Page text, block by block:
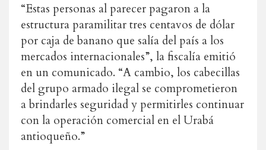
“Estas personas al parecer pagaron a la
estructura paramilitar tres centavos de dólar
por caja de banano que salía del país a los
mercados internacionales”, la fiscalía emitió
en un comunicado. “A cambio, los cabecillas
del grupo armado ilegal se comprometieron
a brindarles seguridad y permitirles continuar
con la operación comercial en el Urabá
antioqueño.”